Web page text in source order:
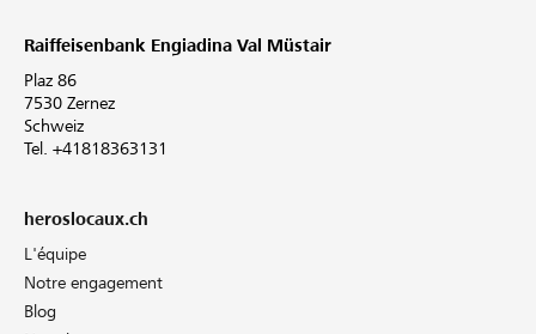
Raiffeisenbank Engiadina Val Müstair
Plaz 86
7530 Zernez
Schweiz
Tel. +41818363131
heroslocaux.ch
L'équipe
Notre engagement
Blog